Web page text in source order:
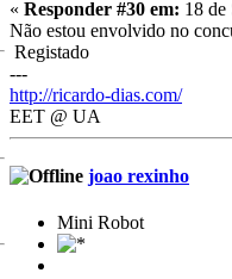
« Responder #30 em: 18 de
Não estou envolvido no
Registado
---
http://ricardo-dias.com/
EET @ UA
joao rexinho
Mini Robot